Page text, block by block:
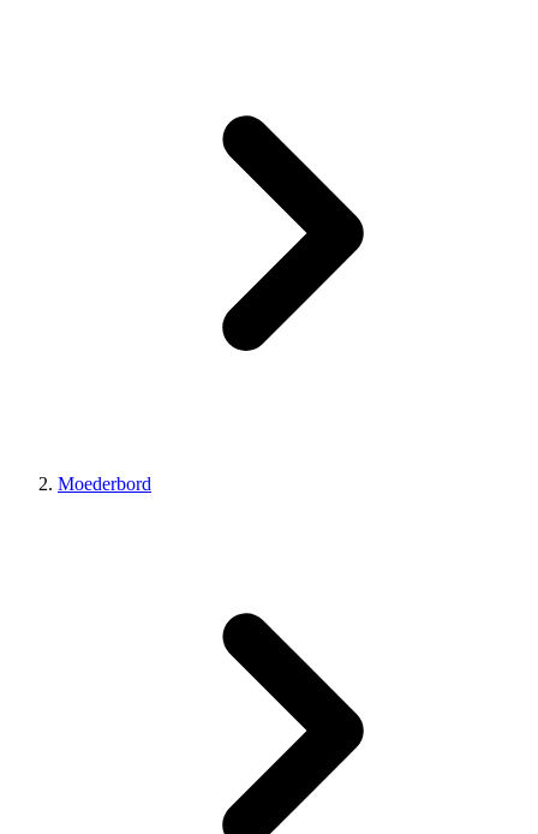
Moederbord